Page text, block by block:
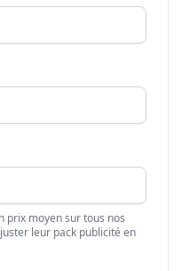
prix moyen sur tous nos
leur pack publicité en